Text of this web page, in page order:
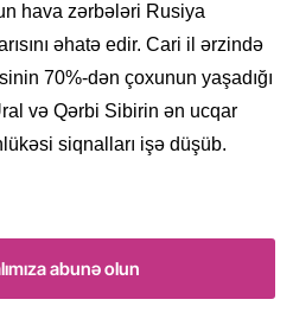
hava zərbələri Rusiya
əhatə edir. Cari il ərzində
70%-dən çoxunun yaşadığı
və Qərbi Sibirin ən ucqar
siqnalları işə düşüb.
abunə olun